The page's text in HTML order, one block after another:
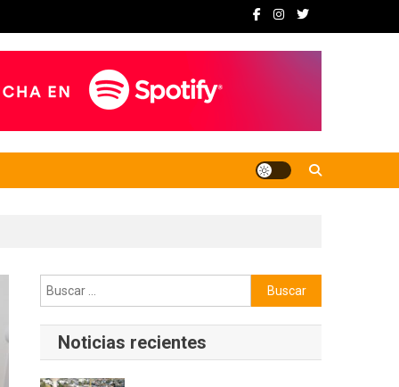
Buscar:
Noticias recientes